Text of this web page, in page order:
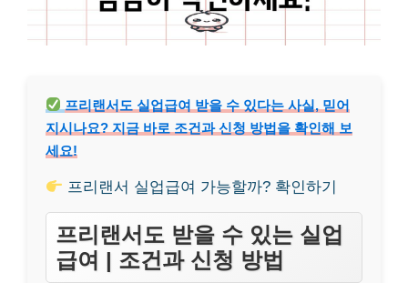
프리랜서도 실업급여 받을 수 있다는 사실, 믿어
지시나요? 지금 바로 조건과 신청 방법을 확인해 보
세요!
프리랜서 실업급여 가능할까? 확인하기
프리랜서도 받을 수 있는 실업
급여 | 조건과 신청 방법